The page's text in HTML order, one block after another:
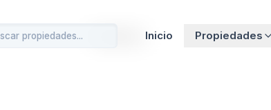
Inicio Propiedades
Cargando…